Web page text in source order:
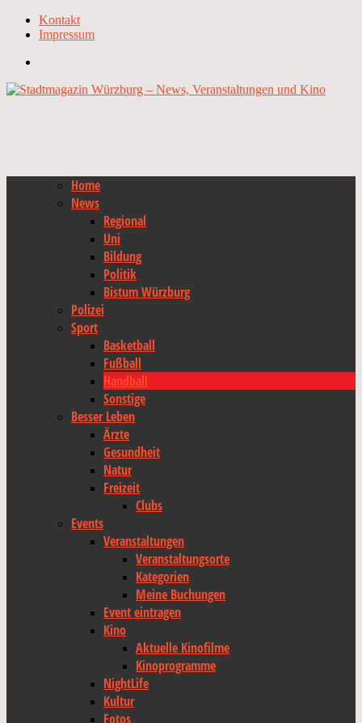
Kontakt
Impressum
Home
News
Regional
Uni
Bildung
Politik
Bistum Würzburg
Polizei
Sport
Basketball
Fußball
Handball
Sonstige
Besser Leben
Ärzte
Gesundheit
Natur
Freizeit
Clubs
Events
Veranstaltungen
Veranstaltungsorte
Kategorien
Meine Buchungen
Event eintragen
Kino
Aktuelle Kinofilme
Kinoprogramme
NightLife
Kultur
Fotos